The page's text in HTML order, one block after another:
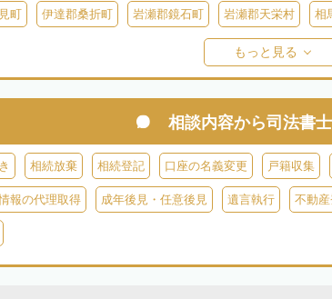
町 伊達郡桑折町 岩瀬郡鏡石町 岩瀬郡天栄村 相
双葉郡浪江町
代町 耶麻郡磐梯町 耶麻郡西会津町 耶麻郡北塩原村
大沼郡金山町 大沼郡三島町
郷町 南会津郡只見町 南会津郡檜枝岐村
もっと見る
相談内容から司法書
相続放棄 相続登記 口座の名義変更 戸籍収集
報の代理取得 成年後見・任意後見 遺言執行 不動